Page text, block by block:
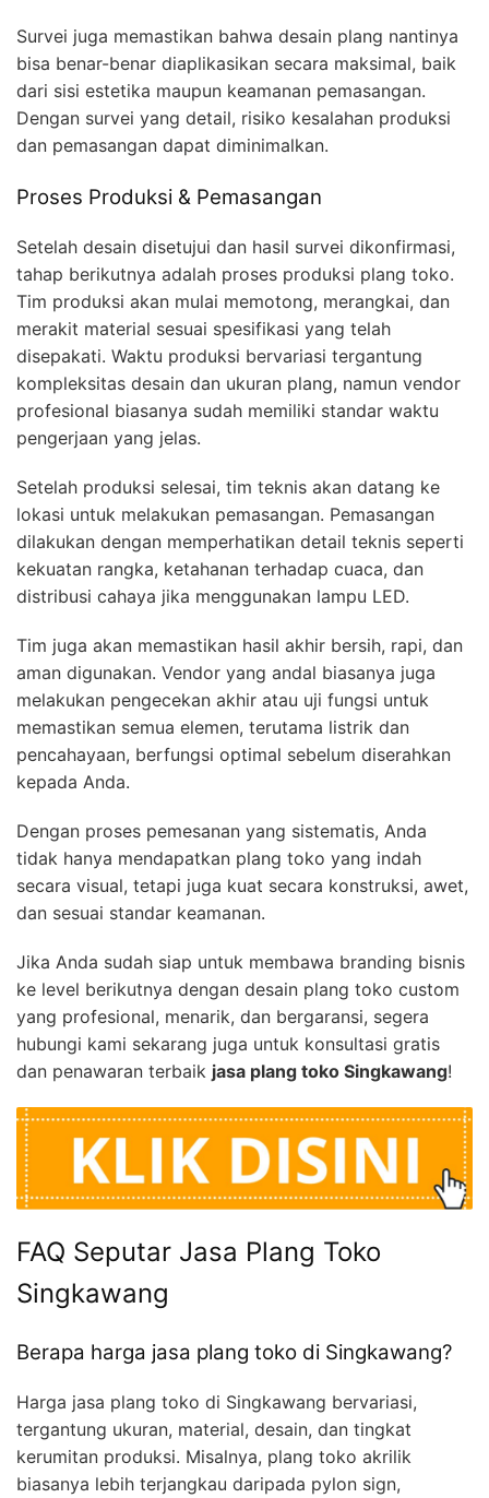
Survei juga memastikan bahwa desain plang nantinya
bisa benar-benar diaplikasikan secara maksimal, baik
dari sisi estetika maupun keamanan pemasangan.
Dengan survei yang detail, risiko kesalahan produksi
dan pemasangan dapat diminimalkan.
Proses Produksi & Pemasangan
Setelah desain disetujui dan hasil survei dikonfirmasi,
tahap berikutnya adalah proses produksi plang toko.
Tim produksi akan mulai memotong, merangkai, dan
merakit material sesuai spesifikasi yang telah
disepakati. Waktu produksi bervariasi tergantung
kompleksitas desain dan ukuran plang, namun vendor
profesional biasanya sudah memiliki standar waktu
pengerjaan yang jelas.
Setelah produksi selesai, tim teknis akan datang ke
lokasi untuk melakukan pemasangan. Pemasangan
dilakukan dengan memperhatikan detail teknis seperti
kekuatan rangka, ketahanan terhadap cuaca, dan
distribusi cahaya jika menggunakan lampu LED.
Tim juga akan memastikan hasil akhir bersih, rapi, dan
aman digunakan. Vendor yang andal biasanya juga
melakukan pengecekan akhir atau uji fungsi untuk
memastikan semua elemen, terutama listrik dan
pencahayaan, berfungsi optimal sebelum diserahkan
kepada Anda.
Dengan proses pemesanan yang sistematis, Anda
tidak hanya mendapatkan plang toko yang indah
secara visual, tetapi juga kuat secara konstruksi, awet,
dan sesuai standar keamanan.
Jika Anda sudah siap untuk membawa branding bisnis
ke level berikutnya dengan desain plang toko custom
yang profesional, menarik, dan bergaransi, segera
hubungi kami sekarang juga untuk konsultasi gratis
dan penawaran terbaik jasa plang toko Singkawang!
FAQ Seputar Jasa Plang Toko
Singkawang
Berapa harga jasa plang toko di Singkawang?
Harga jasa plang toko di Singkawang bervariasi,
tergantung ukuran, material, desain, dan tingkat
kerumitan produksi. Misalnya, plang toko akrilik
biasanya lebih terjangkau daripada pylon sign,